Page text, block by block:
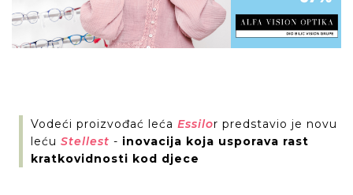
Vodeći proizvođać leća Essilor predstavio je novu
leću Stellest - inovacija koja usporava rast
kratkovidnosti kod djece